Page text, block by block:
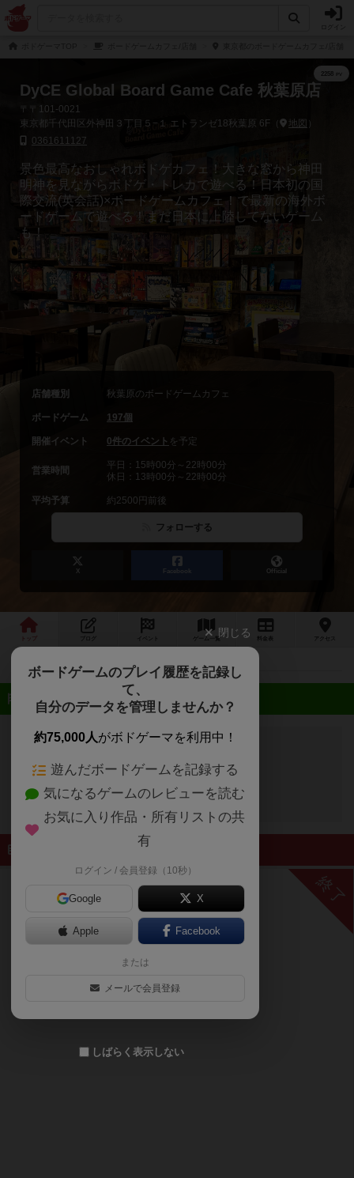
DyCE Global Board Game Cafe 秋葉原店
〒〒101-0021
東京都千代田区外神田３丁目５−１ エトランゼ18秋葉原 6F（
地図 ）
0361611127
景色最高なおしゃれボドゲカフェ！大きな窓から神田
明神を見ながらボドゲ・トレカで遊べる！日本初の国
際交流(英会話)×ボードゲームカフェ！で最新の海外ボ
ードゲームで遊べる！まだ日本に上陸してないゲーム
も！
店舗種別 秋葉原のボードゲームカフェ
ボードゲーム 197個
開催イベント 0件のイベント を予定
営業時間
平日：15時00分～22時00分
休日：13時00分～22時00分
平均予算 約2500円前後
フォローする
X Facebook Official
ゲーム 一覧 料金 アクセス
近日開催予定のイベント
開催予定のイベントはありません
終了
閉じる
ボードゲームのプレイ履歴を記録し
て、
自分のデータを管理しませんか？
約75,000人がボドゲーマを利用中！
遊んだボードゲームを記録する
気になるゲームのレビューを読む
お気に入り作品・所有リストの共
有
ログイン / 会員登録（10秒）
Google X
Apple Facebook
または
メールで会員登録
しばらく表示しない